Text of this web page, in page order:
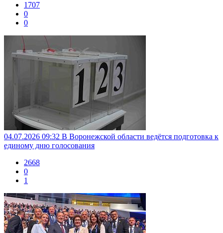
1707
0
0
04.07.2026 09:32 В Воронежской области ведётся подготовка к
единому дню голосования
2668
0
1